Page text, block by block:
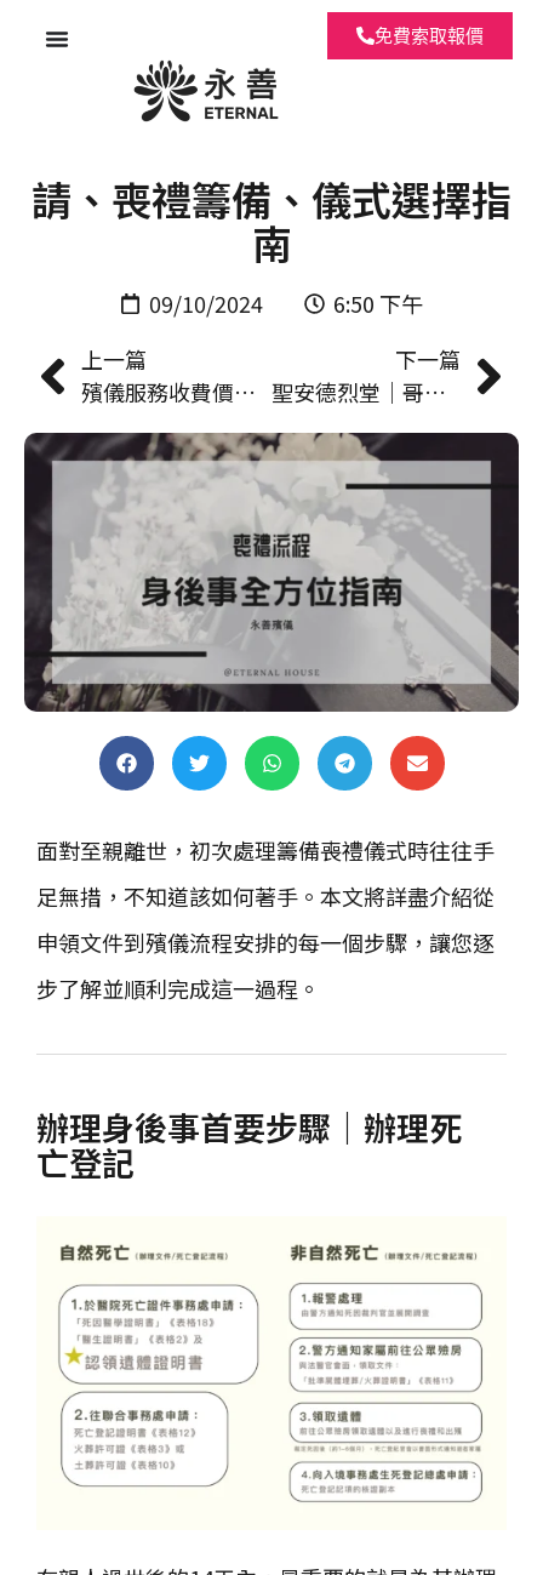
免費索取報價
請、喪禮籌備、儀式選擇指
南
09/10/2024
6:50 下午
上一篇
殯儀服務收費價錢2024
下一篇
聖安德烈堂｜哥德復興式紅磚建築物【喪禮地點】
面對至親離世，初次處理籌備喪禮儀式時往往手
足無措，不知道該如何著手。本文將詳盡介紹從
申領文件到殯儀流程安排的每一個步驟，讓您逐
步了解並順利完成這一過程。
辦理身後事首要步驟｜辦理死
亡登記